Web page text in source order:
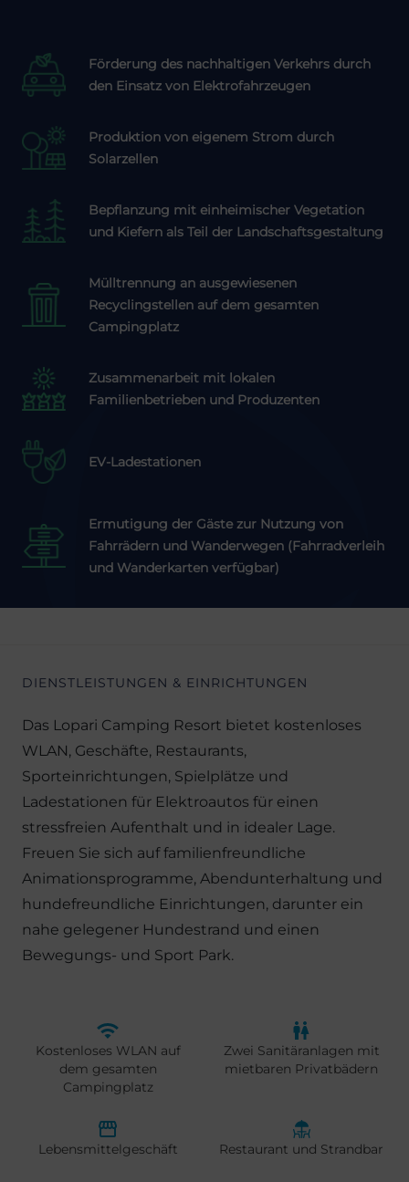
Förderung des nachhaltigen Verkehrs durch
den Einsatz von Elektrofahrzeugen
Produktion von eigenem Strom durch
Solarzellen
Bepflanzung mit einheimischer Vegetation
und Kiefern als Teil der Landschaftsgestaltung
Mülltrennung an ausgewiesenen
Recyclingstellen auf dem gesamten
Campingplatz
Zusammenarbeit mit lokalen
Familienbetrieben und Produzenten
EV-Ladestationen
Ermutigung der Gäste zur Nutzung von
Fahrrädern und Wanderwegen (Fahrradverleih
und Wanderkarten verfügbar)
DIENSTLEISTUNGEN & EINRICHTUNGEN
Das Lopari Camping Resort bietet kostenloses
WLAN, Geschäfte, Restaurants,
Sporteinrichtungen, Spielplätze und
Ladestationen für Elektroautos für einen
stressfreien Aufenthalt und in idealer Lage.
Freuen Sie sich auf familienfreundliche
Animationsprogramme, Abendunterhaltung und
hundefreundliche Einrichtungen, darunter ein
nahe gelegener Hundestrand und einen
Bewegungs- und Sport Park.
Kostenloses WLAN auf
dem gesamten
Campingplatz
Zwei Sanitäranlagen mit
mietbaren Privatbädern
Lebensmittelgeschäft Restaurant und Strandbar